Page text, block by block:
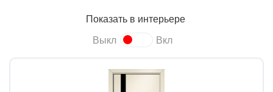
Показать в интерьере
Выкл Вкл